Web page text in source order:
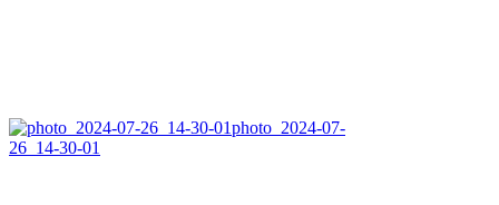
photo_2024-07-
26_14-30-01